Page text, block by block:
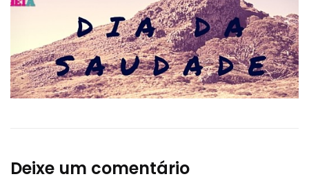
Deixe um comentário